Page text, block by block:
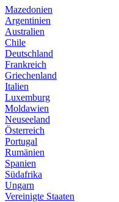
Mazedonien
Argentinien
Australien
Chile
Deutschland
Frankreich
Griechenland
Italien
Luxemburg
Moldawien
Neuseeland
Österreich
Portugal
Rumänien
Spanien
Südafrika
Ungarn
Vereinigte Staaten